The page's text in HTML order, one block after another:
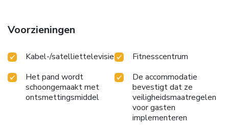
Voorzieningen
Kabel-/satelliettelevisie
Fitnesscentrum
Het pand wordt
schoongemaakt met
ontsmettingsmiddel
De accommodatie
bevestigt dat ze
veiligheidsmaatregelen
voor gasten
implementeren